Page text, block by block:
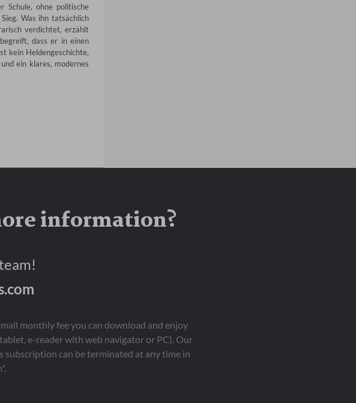
ohne politische
Was ihn tatsächlich
verdichtet, erzählt
dass er in einen
kein Heldengeschichte,
ein klares, modernes
information?
monthly fee you can download and enjoy
e-reader with web navigator or PC). Our
subscription can be terminated at any time in